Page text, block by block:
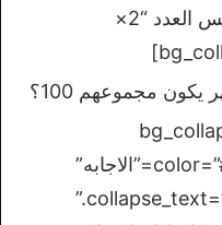
اثنين ثم ضرب الناتج في نفس العدد “2×
مجموعهم 100؟
color=”#4a4949″ expand_text=”الاجابه”
collapse_text=”18+19+20+21+22=100.”